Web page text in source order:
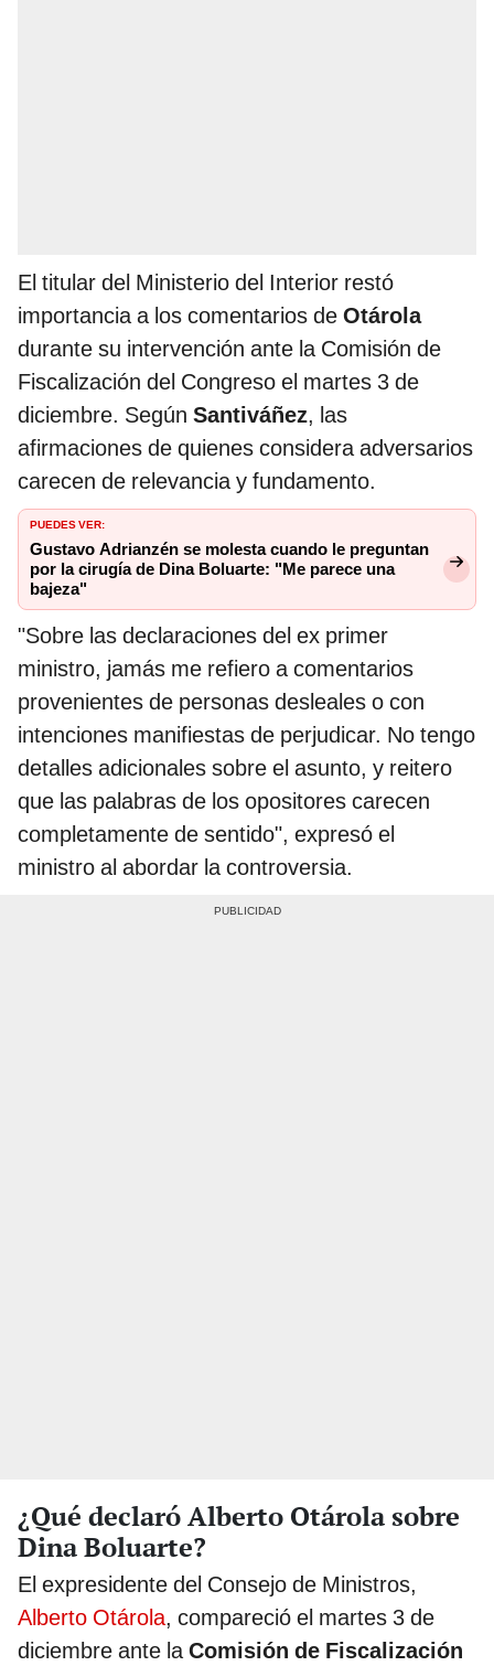
El titular del Ministerio del Interior restó
importancia a los comentarios de Otárola
durante su intervención ante la Comisión de
Fiscalización del Congreso el martes 3 de
diciembre. Según Santiváñez, las
afirmaciones de quienes considera adversarios
carecen de relevancia y fundamento.
PUEDES VER:
Gustavo Adrianzén se molesta cuando le preguntan
por la cirugía de Dina Boluarte: "Me parece una
bajeza"
"Sobre las declaraciones del ex primer
ministro, jamás me refiero a comentarios
provenientes de personas desleales o con
intenciones manifiestas de perjudicar. No tengo
detalles adicionales sobre el asunto, y reitero
que las palabras de los opositores carecen
completamente de sentido", expresó el
ministro al abordar la controversia.
¿Qué declaró Alberto Otárola sobre
Dina Boluarte?
El expresidente del Consejo de Ministros,
Alberto Otárola, compareció el martes 3 de
diciembre ante laComisión de Fiscalización